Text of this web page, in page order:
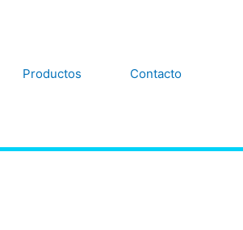
Productos Contacto